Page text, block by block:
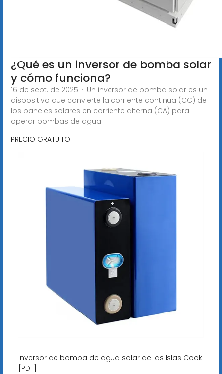
¿Qué es un inversor de bomba solar
y cómo funciona?
16 de sept. de 2025 · Un inversor de bomba solar es un
dispositivo que convierte la corriente continua (CC) de
los paneles solares en corriente alterna (CA) para
operar bombas de agua.
PRECIO GRATUITO
Inversor de bomba de agua solar de las Islas Cook
[PDF]